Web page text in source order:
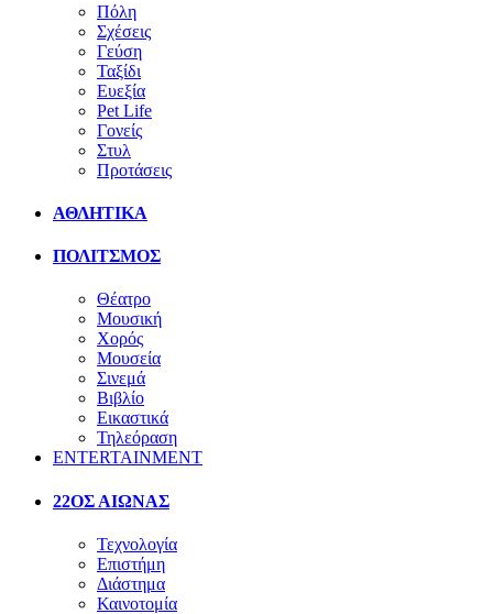
Πόλη
Σχέσεις
Γεύση
Ταξίδι
Ευεξία
Pet Life
Γονείς
Στυλ
Προτάσεις
ΑΘΛΗΤΙΚΑ
ΠΟΛΙΤΣΜΟΣ
Θέατρο
Μουσική
Χορός
Μουσεία
Σινεμά
Βιβλίο
Εικαστικά
Τηλεόραση
ENTERTAINMENT
22ΟΣ ΑΙΩΝΑΣ
Τεχνολογία
Επιστήμη
Διάστημα
Καινοτομία